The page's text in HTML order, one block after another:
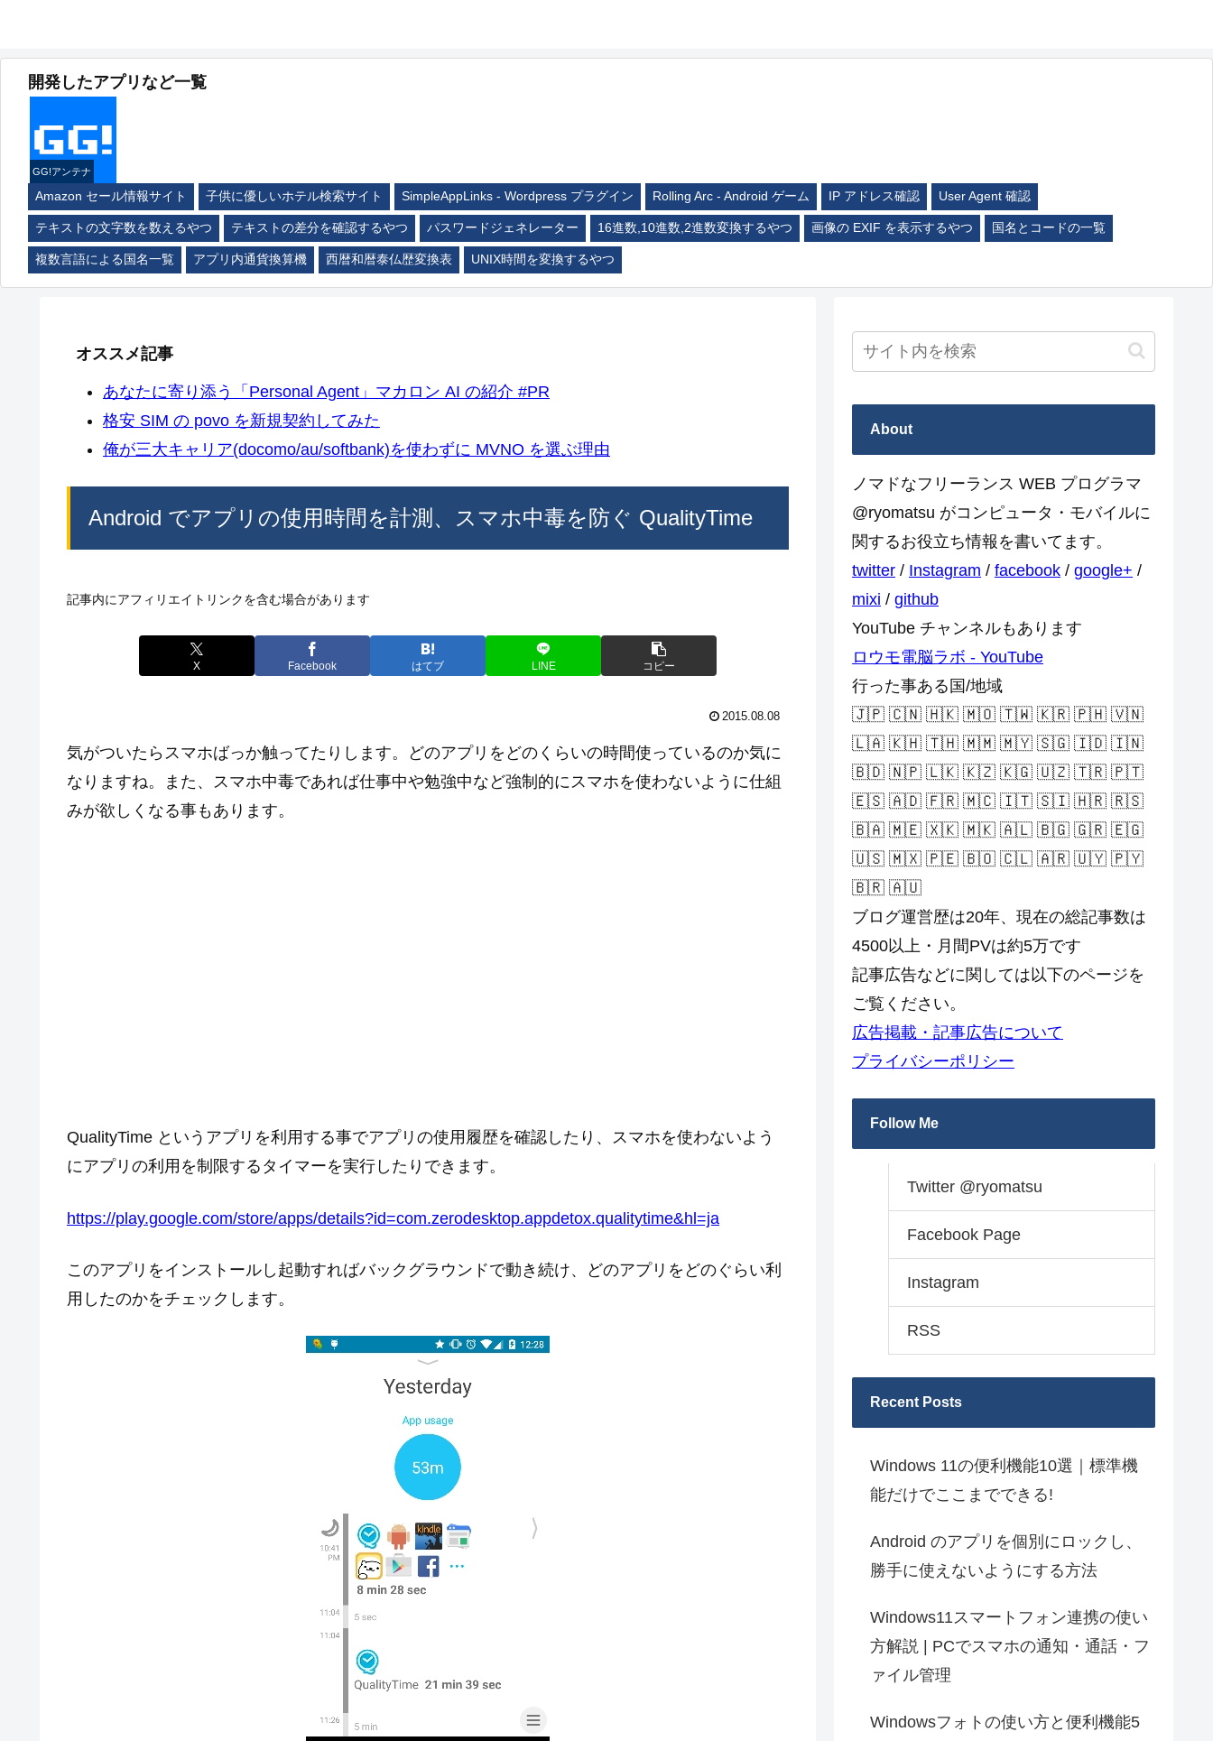
開発したアプリなど一覧
GG!アンテナ
Amazon セール情報サイト 子供に優しいホテル検索サイト SimpleAppLinks - Wordpress プラグイン Rolling Arc - Android ゲーム IP アドレス確認 User Agent 確認
テキストの文字数を数えるやつ テキストの差分を確認するやつ パスワードジェネレーター 16進数,10進数,2進数変換するやつ 画像の EXIF を表示するやつ 国名とコードの一覧
複数言語による国名一覧 アプリ内通貨換算機 西暦和暦泰仏歴変換表 UNIX時間を変換するやつ
オススメ記事
あなたに寄り添う「Personal Agent」マカロン AI の紹介 #PR
格安 SIM の povo を新規契約してみた
俺が三大キャリア(docomo/au/softbank)を使わずに MVNO を選ぶ理由
Android でアプリの使用時間を計測、スマホ中毒を防ぐ QualityTime
記事内にアフィリエイトリンクを含む場合があります
X Facebook はてブ LINE コピー
2015.08.08
気がついたらスマホばっか触ってたりします。どのアプリをどのくらいの時間使っているのか気に
なりますね。また、スマホ中毒であれば仕事中や勉強中など強制的にスマホを使わないように仕組
みが欲しくなる事もあります。
QualityTime というアプリを利用する事でアプリの使用履歴を確認したり、スマホを使わないよう
にアプリの利用を制限するタイマーを実行したりできます。
https://play.google.com/store/apps/details?id=com.zerodesktop.appdetox.qualitytime&hl=ja
このアプリをインストールし起動すればバックグラウンドで動き続け、どのアプリをどのぐらい利
用したのかをチェックします。
About
ノマドなフリーランス WEB プログラマ
@ryomatsu がコンピュータ・モバイルに
関するお役立ち情報を書いてます。
twitter / Instagram / facebook / google+ /
mixi / github
YouTube チャンネルもあります
ロウモ電脳ラボ - YouTube
行った事ある国/地域
🇯🇵 🇨🇳 🇭🇰 🇲🇴 🇹🇼 🇰🇷 🇵🇭 🇻🇳
🇱🇦 🇰🇭 🇹🇭 🇲🇲 🇲🇾 🇸🇬 🇮🇩 🇮🇳
🇧🇩 🇳🇵 🇱🇰 🇰🇿 🇰🇬 🇺🇿 🇹🇷 🇵🇹
🇪🇸 🇦🇩 🇫🇷 🇲🇨 🇮🇹 🇸🇮 🇭🇷 🇷🇸
🇧🇦 🇲🇪 🇽🇰 🇲🇰 🇦🇱 🇧🇬 🇬🇷 🇪🇬
🇺🇸 🇲🇽 🇵🇪 🇧🇴 🇨🇱 🇦🇷 🇺🇾 🇵🇾
🇧🇷 🇦🇺
ブログ運営歴は20年、現在の総記事数は
4500以上・月間PVは約5万です
記事広告などに関しては以下のページを
ご覧ください。
広告掲載・記事広告について
プライバシーポリシー
Follow Me
Twitter @ryomatsu
Facebook Page
Instagram
RSS
Recent Posts
Windows 11の便利機能10選｜標準機
能だけでここまでできる!
Android のアプリを個別にロックし、
勝手に使えないようにする方法
Windows11スマートフォン連携の使い
方解説 | PCでスマホの通知・通話・フ
ァイル管理
Windowsフォトの使い方と便利機能5